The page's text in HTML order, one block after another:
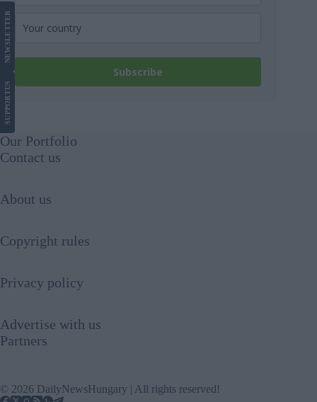
Subscribe
SUPPORT
US
NEWS
LETTER
Our Portfolio
Contact us
About us
Copyright rules
Privacy policy
Advertise with us
Partners
© 2026 DailyNewsHungary | All rights reserved!